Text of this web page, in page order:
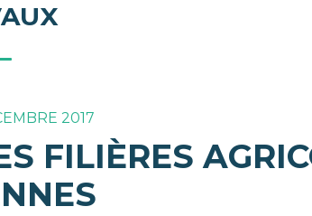
2017
FILIÈRES